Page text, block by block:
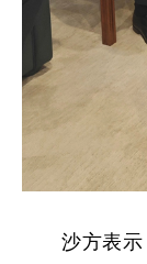
沙方表